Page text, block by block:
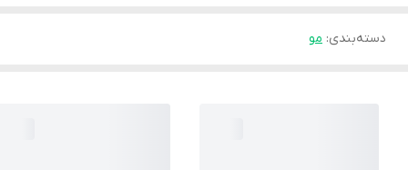
دسته‌بندی: مو